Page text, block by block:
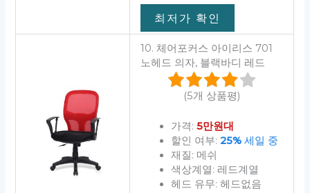
최저가 확인
10. 체어포커스 아이리스 701
노헤드 의자, 블랙바디 레드
(5개 상품평)
가격: 5만원대
할인 여부: 25%세일 중
재질: 메쉬
색상계열: 레드계열
헤드 유무: 헤드없음